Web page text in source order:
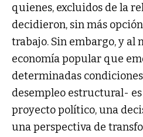
quienes, excluidos de la
decidieron, sin más
trabajo. Sin embargo, y al
economía popular que
determinadas
desempleo estructural-
proyecto político, una
una perspectiva de